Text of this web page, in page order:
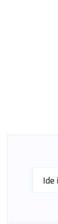
Search